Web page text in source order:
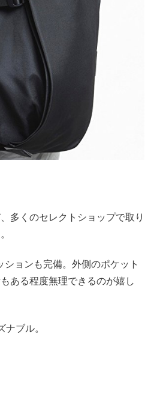
多くのセレクトショップで取り
ョンも完備。外側のポケット
ある程度無理できるのが嬉し
ブル。